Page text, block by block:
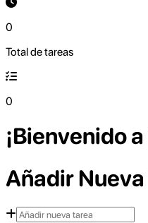
0
Total de tareas
0
¡Bienvenido
Añadir Nueva